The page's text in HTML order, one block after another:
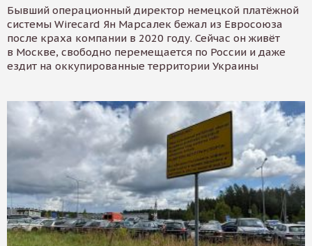
Бывший операционный директор немецкой платёжной
системы Wirecard Ян Марсалек бежал из Евросоюза
после краха компании в 2020 году. Сейчас он живёт
в Москве, свободно перемещается по России и даже
ездит на оккупированные территории Украины